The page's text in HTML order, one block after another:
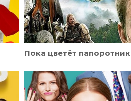
Пока цветёт папоротник